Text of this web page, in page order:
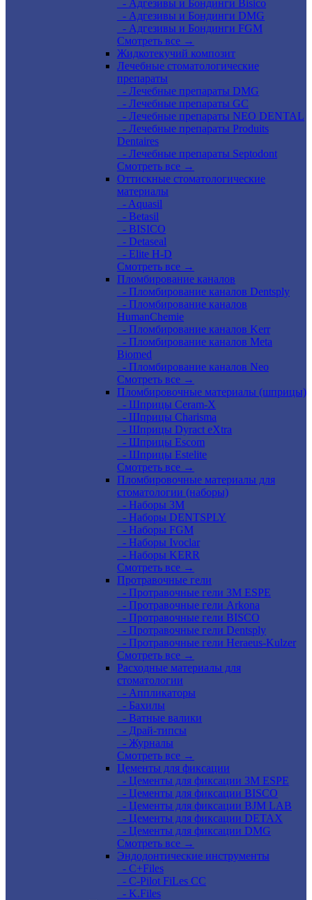
- Адгезивы и Бондинги Bisico
- Адгезивы и Бондинги DMG
- Адгезивы и Бондинги FGM
Смотреть все →
Жидкотекучий композит
Лечебные стоматологические
препараты
- Лечебные препараты DMG
- Лечебные препараты GC
- Лечебные препараты NEO DENTAL
- Лечебные препараты Produits
Dentaires
- Лечебные препараты Septodont
Смотреть все →
Оттискные стоматологические
материалы
- Aquasil
- Betasil
- BISICO
- Detaseal
- Elite H-D
Смотреть все →
Пломбирование каналов
- Пломбирование каналов Dentsply
- Пломбирование каналов
HumanChemie
- Пломбирование каналов Kerr
- Пломбирование каналов Meta
Biomed
- Пломбирование каналов Neo
Смотреть все →
Пломбировочные материалы (шприцы)
- Шприцы Ceram-X
- Шприцы Charisma
- Шприцы Dyract eXtra
- Шприцы Escom
- Шприцы Estelite
Смотреть все →
Пломбировочные материалы для
стоматологии (наборы)
- Наборы 3М
- Наборы DENTSPLY
- Наборы FGM
- Наборы Ivoclar
- Наборы KERR
Смотреть все →
Протравочные гели
- Протравочные гели 3М ESPE
- Протравочные гели Arkona
- Протравочные гели BISCO
- Протравочные гели Dentsply
- Протравочные гели Heraeus-Kulzer
Смотреть все →
Расходные материалы для
стоматологии
- Аппликаторы
- Бахилы
- Ватные валики
- Драй-типсы
- Журналы
Смотреть все →
Цементы для фиксации
- Цементы для фиксации 3M ESPE
- Цементы для фиксации BISCO
- Цементы для фиксации BJM LAB
- Цементы для фиксации DETAX
- Цементы для фиксации DMG
Смотреть все →
Эндодонтические инструменты
- C+Files
- C-Pilot FiLes CC
- K.Files